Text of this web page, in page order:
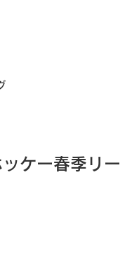
ケー春季リー